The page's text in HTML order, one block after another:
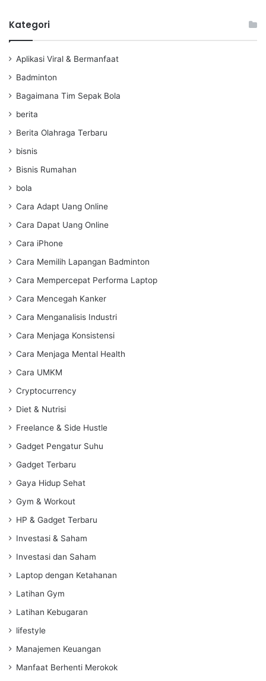
Kategori
Aplikasi Viral & Bermanfaat
Badminton
Bagaimana Tim Sepak Bola
berita
Berita Olahraga Terbaru
bisnis
Bisnis Rumahan
bola
Cara Adapt Uang Online
Cara Dapat Uang Online
Cara iPhone
Cara Memilih Lapangan Badminton
Cara Mempercepat Performa Laptop
Cara Mencegah Kanker
Cara Menganalisis Industri
Cara Menjaga Konsistensi
Cara Menjaga Mental Health
Cara UMKM
Cryptocurrency
Diet & Nutrisi
Freelance & Side Hustle
Gadget Pengatur Suhu
Gadget Terbaru
Gaya Hidup Sehat
Gym & Workout
HP & Gadget Terbaru
Investasi & Saham
Investasi dan Saham
Laptop dengan Ketahanan
Latihan Gym
Latihan Kebugaran
lifestyle
Manajemen Keuangan
Manfaat Berhenti Merokok